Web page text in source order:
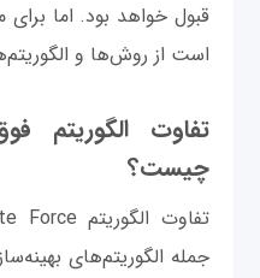
قبول خواهد بود. اما برای
است از روش‌ها و
تفاوت الگوریتم
چیست؟
جمله الگوریتم‌های